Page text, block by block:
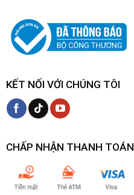
KẾT NỐI VỚI CHÚNG TÔI
CHẤP NHẬN THANH TOÁN